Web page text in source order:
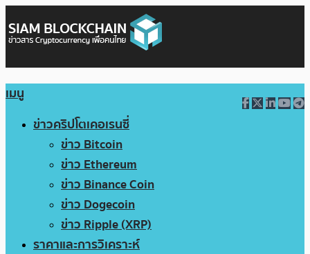
เมนู
ข่าวคริปโตเคอเรนซี่
ข่าว Bitcoin
ข่าว Ethereum
ข่าว Binance Coin
ข่าว Dogecoin
ข่าว Ripple (XRP)
ราคาและการวิเคราะห์